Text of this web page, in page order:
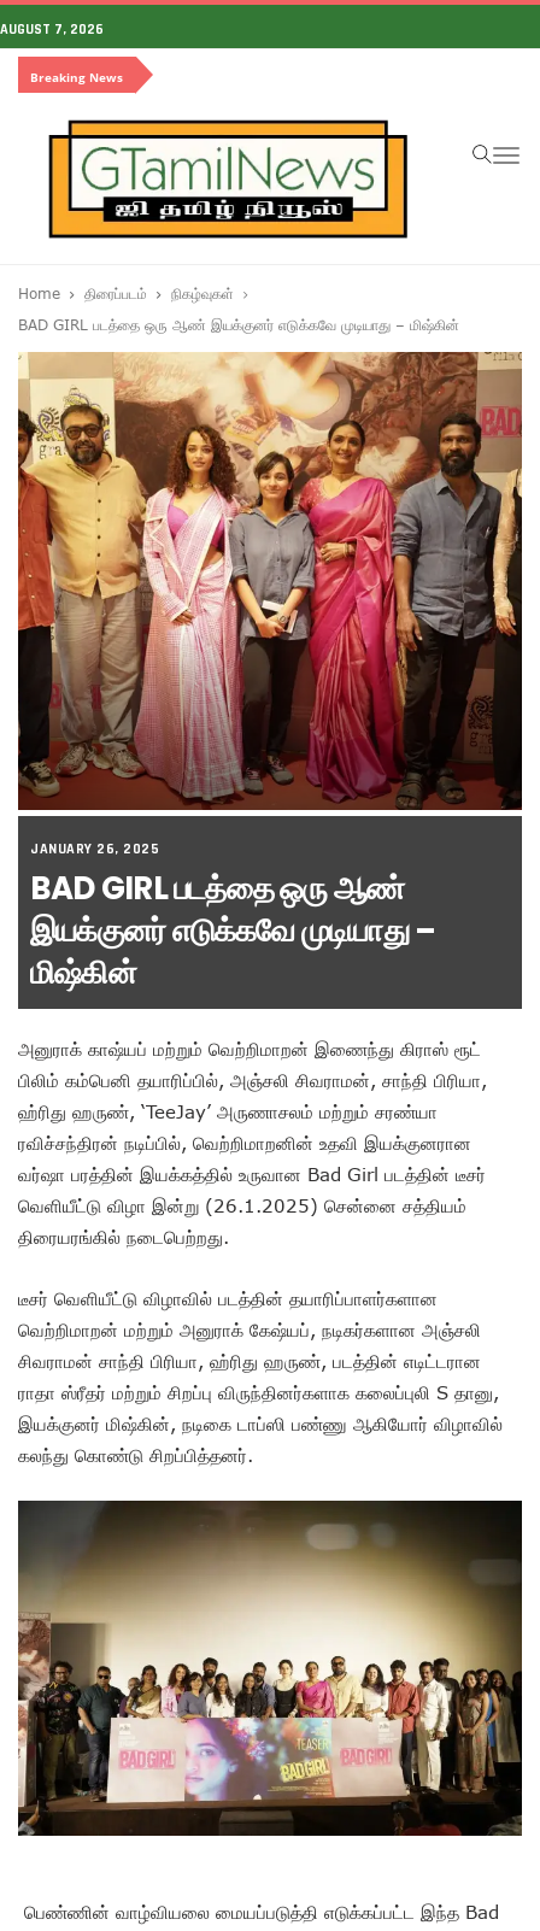
AUGUST 7, 2026
Breaking News
Home திரைப்படம்
நிகழ்வுகள்
BAD GIRL படத்தை ஒரு ஆண் இயக்குனர் எடுக்கவே முடியாது – மிஷ்கின்
JANUARY 26, 2025
BAD GIRL படத்தை ஒரு ஆண்
இயக்குனர் எடுக்கவே முடியாது –
மிஷ்கின்
அனுராக் காஷ்யப் மற்றும் வெற்றிமாறன் இணைந்து கிராஸ் ரூட்
பிலிம் கம்பெனி தயாரிப்பில், அஞ்சலி சிவராமன், சாந்தி பிரியா,
ஹ்ரிது ஹருண், ‘TeeJay’ அருணாசலம் மற்றும் சரண்யா
ரவிச்சந்திரன் நடிப்பில், வெற்றிமாறனின் உதவி இயக்குனரான
வர்ஷா பரத்தின் இயக்கத்தில் உருவான Bad Girl படத்தின் டீசர்
வெளியீட்டு விழா இன்று (26.1.2025) சென்னை சத்தியம்
திரையரங்கில் நடைபெற்றது.
டீசர் வெளியீட்டு விழாவில் படத்தின் தயாரிப்பாளர்களான
வெற்றிமாறன் மற்றும் அனுராக் கேஷ்யப், நடிகர்களான அஞ்சலி
சிவராமன் சாந்தி பிரியா, ஹ்ரிது ஹருண், படத்தின் எடிட்டரான
ராதா ஸ்ரீதர் மற்றும் சிறப்பு விருந்தினர்களாக கலைப்புலி S தானு,
இயக்குனர் மிஷ்கின், நடிகை டாப்ஸி பண்ணு ஆகியோர் விழாவில்
கலந்து கொண்டு சிறப்பித்தனர்.
பெண்ணின் வாழ்வியலை மையப்படுத்தி எடுக்கப்பட்ட இந்த Bad